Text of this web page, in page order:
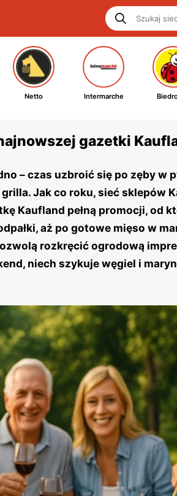
Netto Intermarche
gazetki
– czas uzbroić się po zęby w
Jak co roku, sieć sklepów
Kaufland pełną promocji, od
aż po gotowe mięso w
rozkręcić ogrodową
niech szykuje węgiel i